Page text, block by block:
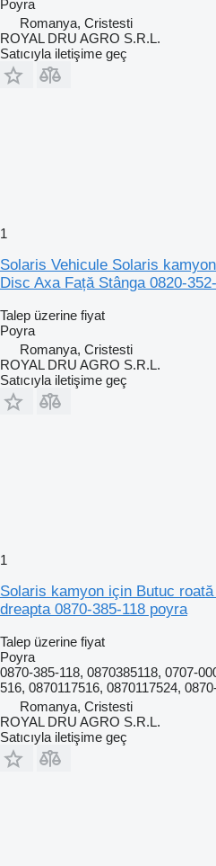
Poyra
Romanya, Cristesti
ROYAL DRU AGRO S.R.L.
Satıcıyla iletişime geç
1
Solaris Vehicule Solaris
Disc Axa Față Stânga 0820-
Talep üzerine fiyat
Poyra
Romanya, Cristesti
ROYAL DRU AGRO S.R.L.
Satıcıyla iletişime geç
1
Solaris kamyon için Butuc
dreapta 0870-385-118 poyra
Talep üzerine fiyat
Poyra
0870-385-118, 0870385118, 0707-
516, 0870117516, 0870117524,
Romanya, Cristesti
ROYAL DRU AGRO S.R.L.
Satıcıyla iletişime geç